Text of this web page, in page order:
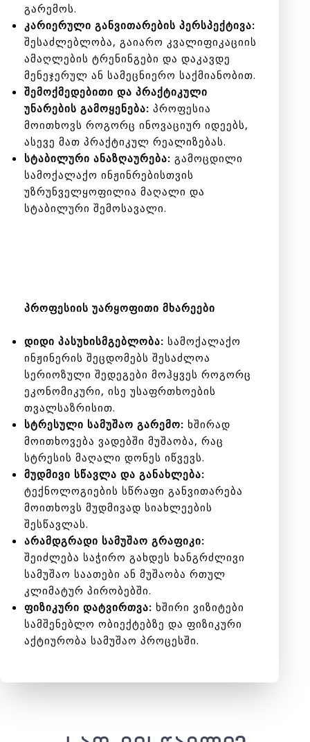
გარემოს.
კარიერული განვითარების პერსპექტივა:
შესაძლებლობა, გაიარო კვალიფიკაციის
ამაღლების ტრენინგები და დაკავდე
მენეჯერულ ან სამეცნიერო საქმიანობით.
შემოქმედებითი და პრაქტიკული
უნარების გამოყენება: პროფესია
მოითხოვს როგორც ინოვაციურ იდეებს,
ასევე მათ პრაქტიკულ რეალიზებას.
სტაბილური ანაზღაურება: გამოცდილი
სამოქალაქო ინჟინრებისთვის
უზრუნველყოფილია მაღალი და
სტაბილური შემოსავალი.
პროფესიის უარყოფითი მხარეები
დიდი პასუხისმგებლობა: სამოქალაქო
ინჟინერის შეცდომებს შესაძლოა
სერიოზული შედეგები მოჰყვეს როგორც
ეკონომიკური, ისე უსაფრთხოების
თვალსაზრისით.
სტრესული სამუშაო გარემო: ხშირად
მოითხოვება ვადებში მუშაობა, რაც
სტრესის მაღალი დონეს იწვევს.
მუდმივი სწავლა და განახლება:
ტექნოლოგიების სწრაფი განვითარება
მოითხოვს მუდმივად სიახლეების
შესწავლას.
არამდგრადი სამუშაო გრაფიკი:
შეიძლება საჭირო გახდეს ხანგრძლივი
სამუშაო საათები ან მუშაობა რთულ
კლიმატურ პირობებში.
ფიზიკური დატვირთვა: ხშირი ვიზიტები
სამშენებლო ობიექტებზე და ფიზიკური
აქტიურობა სამუშაო პროცესში.